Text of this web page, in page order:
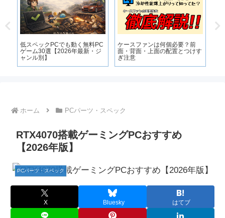
低スペックPCでも動く無料PC
ゲーム30選【2026年最新・ジ
ャンル別】
ケースファンは何個必要？前
面・背面・上面の配置とつけす
ぎ注意
ホーム PCパーツ・スペック
RTX4070搭載ゲーミングPCおすすめ
【2026年版】
PCパーツ・スペック
X Bluesky はてブ